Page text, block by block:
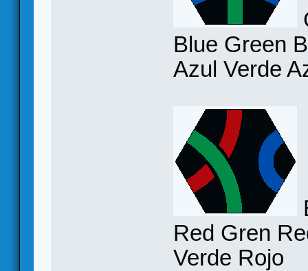
Blue Green
Azul Verde
Red Gren
Verde Rojo